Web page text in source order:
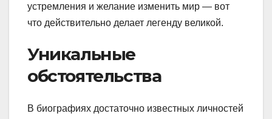
устремления и желание изменить мир — вот
что действительно делает легенду великой.
Уникальные
обстоятельства
В биографиях достаточно известных личностей